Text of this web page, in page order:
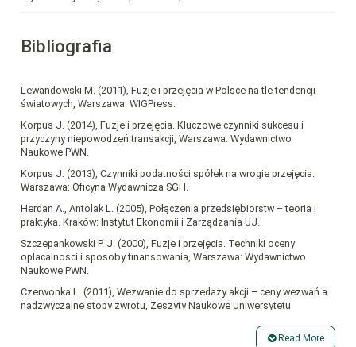
Bibliografia
Lewandowski M. (2011), Fuzje i przejęcia w Polsce na tle tendencji
światowych, Warszawa: WIGPress.
Korpus J. (2014), Fuzje i przejęcia. Kluczowe czynniki sukcesu i
przyczyny niepowodzeń transakcji, Warszawa: Wydawnictwo
Naukowe PWN.
Korpus J. (2013), Czynniki podatności spółek na wrogie przejęcia.
Warszawa: Oficyna Wydawnicza SGH.
Herdan A., Antolak L. (2005), Połączenia przedsiębiorstw – teoria i
praktyka. Kraków: Instytut Ekonomii i Zarządzania UJ.
Szczepankowski P. J. (2000), Fuzje i przejęcia. Techniki oceny
opłacalności i sposoby finansowania, Warszawa: Wydawnictwo
Naukowe PWN.
Czerwonka L. (2011), Wezwanie do sprzedaży akcji – ceny wezwań a
nadzwyczajne stopy zwrotu, Zeszyty Naukowe Uniwersytetu
Szczecin: Wydawnictwo Uniwersytetu Szczecińskiego.
Read More